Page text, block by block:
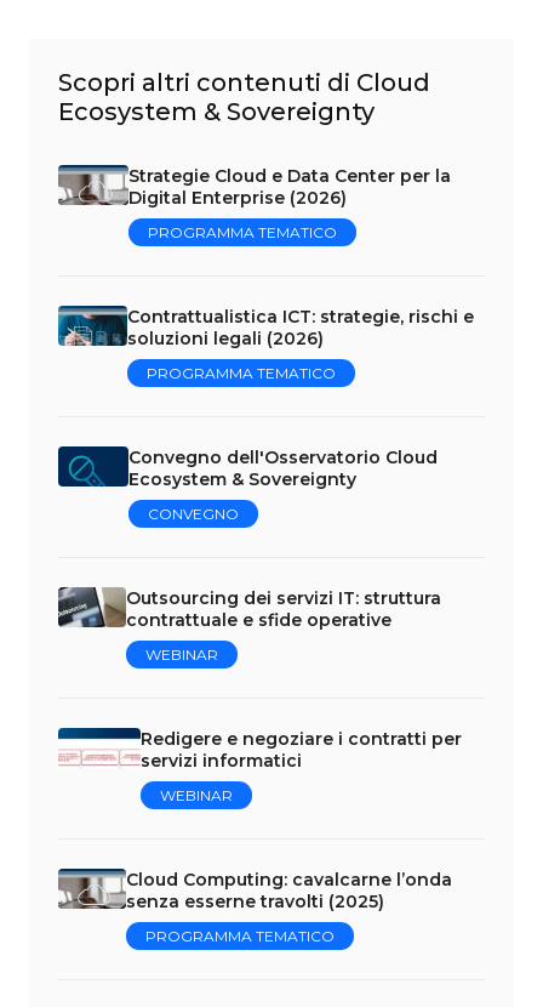
Scopri altri contenuti di Cloud
Ecosystem & Sovereignty
Strategie Cloud e Data Center per la
Digital Enterprise (2026)
PROGRAMMA TEMATICO
Contrattualistica ICT: strategie, rischi e
soluzioni legali (2026)
PROGRAMMA TEMATICO
Convegno dell'Osservatorio Cloud
Ecosystem & Sovereignty
CONVEGNO
Outsourcing dei servizi IT: struttura
contrattuale e sfide operative
WEBINAR
Redigere e negoziare i contratti per
servizi informatici
WEBINAR
Cloud Computing: cavalcarne l’onda
senza esserne travolti (2025)
PROGRAMMA TEMATICO